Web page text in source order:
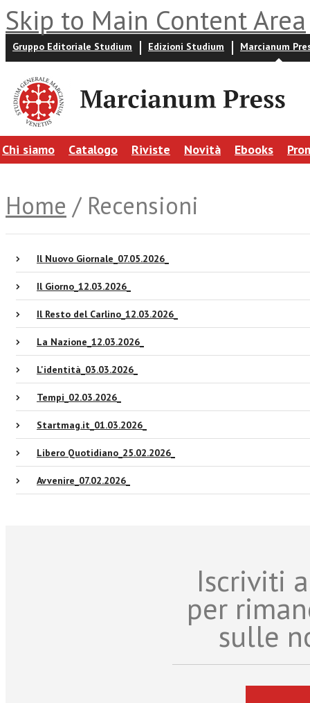
Skip to Main Content Area
Gruppo Editoriale Studium Edizioni Studium Marcianum
Chi siamo Catalogo Riviste Novità Ebooks
Home / Recensioni
Il Nuovo Giornale_07.05.2026_
Il Giorno_12.03.2026_
Il Resto del Carlino_12.03.2026_
La Nazione_12.03.2026_
L'identità_03.03.2026_
Tempi_02.03.2026_
Startmag.it_01.03.2026_
Libero Quotidiano_25.02.2026_
Avvenire_07.02.2026_
Iscriviti
per
sulle